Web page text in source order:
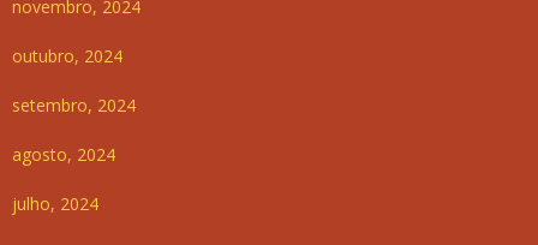
novembro, 2024
outubro, 2024
setembro, 2024
agosto, 2024
julho, 2024